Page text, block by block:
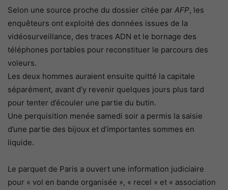
Selon une source proche du dossier citée par AFP, les
enquêteurs ont exploité des données issues de la
vidéosurveillance, des traces ADN et le bornage des
téléphones portables pour reconstituer le parcours des
voleurs.
Les deux hommes auraient ensuite quitté la capitale
séparément, avant d’y revenir quelques jours plus tard
pour tenter d’écouler une partie du butin.
Une perquisition menée samedi soir a permis la saisie
d’une partie des bijoux et d’importantes sommes en
liquide.
Le parquet de Paris a ouvert une information judiciaire
pour « vol en bande organisée », « recel » et « association